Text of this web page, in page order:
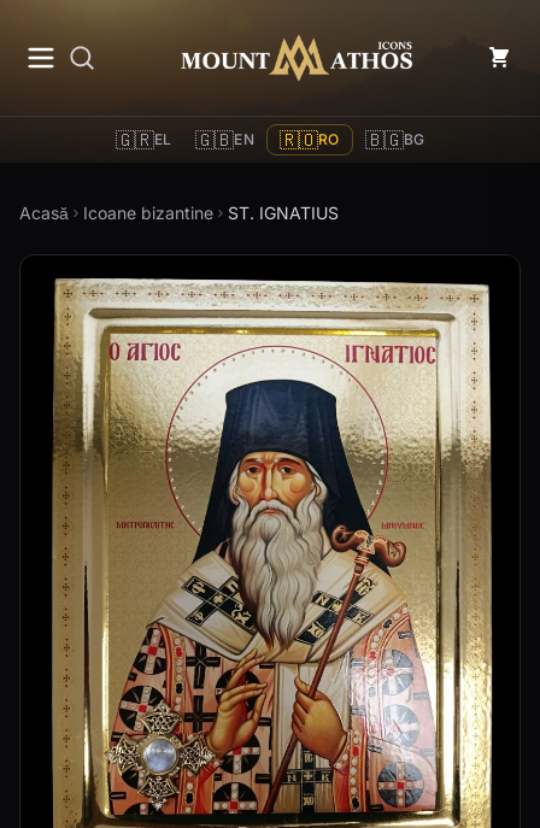
Mount Athos Icons
🇬🇷EL 🇬🇧EN 🇷🇴RO 🇧🇬BG
Acasă Icoane bizantine ST. IGNATIUS